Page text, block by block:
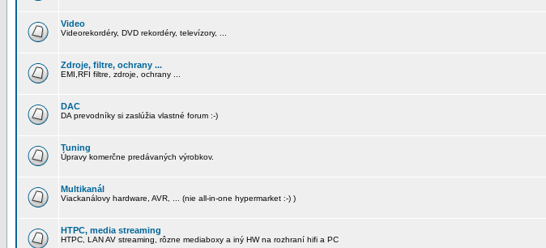
Video
Videorekordéry, DVD rekordéry, televízory, ...
Zdroje, filtre, ochrany ...
EMI,RFI filtre, zdroje, ochrany ...
DAC
DA prevodníky si zaslúžia vlastné forum :-)
Tuning
Úpravy komerčne predávaných výrobkov.
Multikanál
Viackanálovy hardware, AVR, ... (nie all-in-one hypermarket :-) )
HTPC, media streaming
HTPC, LAN AV streaming, rôzne mediaboxy a iný HW na rozhraní hifi a PC